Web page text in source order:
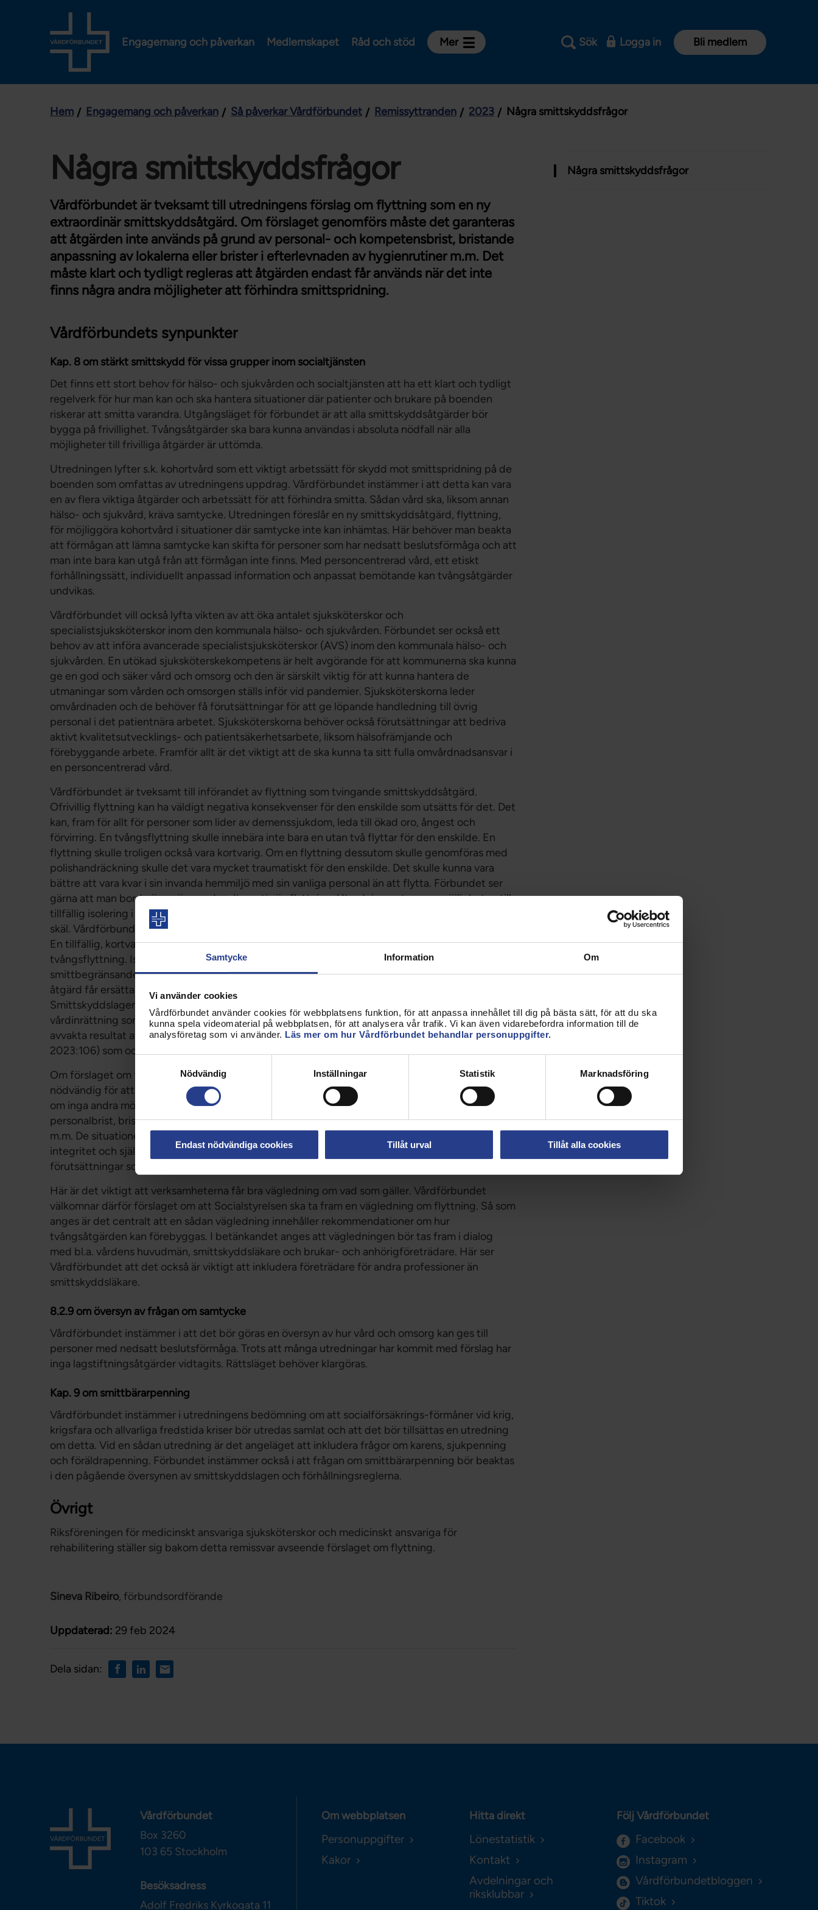
Samtycke Information Om
Vi använder cookies
Vårdförbundet använder cookies för webbplatsens funktion, för att anpassa innehållet till dig på bästa sätt, för att du ska
kunna spela videomaterial på webbplatsen, för att analysera vår trafik. Vi kan även vidarebefordra information till de
analysföretag som vi använder. Läs mer om hur Vårdförbundet behandlar personuppgifter.
Nödvändig
Inställningar Statistik Marknadsföring
Endast nödvändiga cookies Tillåt urval Tillåt alla cookies
Engagemang och påverkan Medlemskapet Råd och stöd Mer
Om Vårdförbundet
Aktiviteter och utbildningar
För dig som är:
Sjuksköterska
Barnmorska
Röntgensjuksköterska
Biomedicinsk analytiker
Förtroendevald
Student
Sök Logga in Bli medlem
Hem Engagemang och påverkan Så påverkar Vårdförbundet Remissyttranden 2023 Några smittskyddsfrågor
Några smittskyddsfrågor
Några smittskyddsfrågor
Vårdförbundet är tveksamt till utredningens förslag om flyttning som en ny
extraordinär smittskyddsåtgärd. Om förslaget genomförs måste det garanteras
att åtgärden inte används på grund av personal- och kompetensbrist, bristande
anpassning av lokalerna eller brister i efterlevnaden av hygienrutiner m.m. Det
måste klart och tydligt regleras att åtgärden endast får används när det inte
finns några andra möjligheter att förhindra smittspridning.
Vårdförbundets synpunkter
Kap. 8 om stärkt smittskydd för vissa grupper inom socialtjänsten
Det finns ett stort behov för hälso- och sjukvården och socialtjänsten att ha ett klart och tydligt
regelverk för hur man kan och ska hantera situationer där patienter och brukare på boenden
riskerar att smitta varandra. Utgångsläget för förbundet är att alla smittskyddsåtgärder bör
bygga på frivillighet. Tvångsåtgärder ska bara kunna användas i absoluta nödfall när alla
möjligheter till frivilliga åtgärder är uttömda.
Utredningen lyfter s.k. kohortvård som ett viktigt arbetssätt för skydd mot smittspridning på de
boenden som omfattas av utredningens uppdrag. Vårdförbundet instämmer i att detta kan vara
en av flera viktiga åtgärder och arbetssätt för att förhindra smitta. Sådan vård ska, liksom annan
hälso- och sjukvård, kräva samtycke. Utredningen föreslår en ny smittskyddsåtgärd, flyttning,
för möjliggöra kohortvård i situationer där samtycke inte kan inhämtas. Här behöver man beakta
att förmågan att lämna samtycke kan skifta för personer som har nedsatt beslutsförmåga och att
man inte bara kan utgå från att förmågan inte finns. Med personcentrerad vård, ett etiskt
förhållningssätt, individuellt anpassad information och anpassat bemötande kan tvångsåtgärder
undvikas.
Vårdförbundet vill också lyfta vikten av att öka antalet sjuksköterskor och
specialistsjuksköterskor inom den kommunala hälso- och sjukvården. Förbundet ser också ett
behov av att införa avancerade specialistsjuksköterskor (AVS) inom den kommunala hälso- och
sjukvården. En utökad sjuksköterskekompetens är helt avgörande för att kommunerna ska kunna
ge en god och säker vård och omsorg och den är särskilt viktig för att kunna hantera de
utmaningar som vården och omsorgen ställs inför vid pandemier. Sjuksköterskorna leder
omvårdnaden och de behöver få förutsättningar för att ge löpande handledning till övrig
personal i det patientnära arbetet. Sjuksköterskorna behöver också förutsättningar att bedriva
aktivt kvalitetsutvecklings- och patientsäkerhetsarbete, liksom hälsofrämjande och
förebyggande arbete. Framför allt är det viktigt att de ska kunna ta sitt fulla omvårdnadsansvar i
en personcentrerad vård.
Vårdförbundet är tveksamt till införandet av flyttning som tvingande smittskyddsåtgärd.
Ofrivillig flyttning kan ha väldigt negativa konsekvenser för den enskilde som utsätts för det. Det
kan, fram för allt för personer som lider av demenssjukdom, leda till ökad oro, ångest och
förvirring. En tvångsflyttning skulle innebära inte bara en utan två flyttar för den enskilde. En
flyttning skulle troligen också vara kortvarig. Om en flyttning dessutom skulle genomföras med
polishandräckning skulle det vara mycket traumatiskt för den enskilde. Det skulle kunna vara
bättre att vara kvar i sin invanda hemmiljö med sin vanliga personal än att flytta. Förbundet ser
gärna att man borde överväga andra alternativ än flyttning. Utredningen tar upp möjligheten till
tillfällig isolering i den egna bostaden, men avfärdar detta av principiella, etiska och praktiska
skäl. Vårdförbundet kan dock se att samma skäl kan göra sig gällande även vid tvångsflyttning.
En tillfällig, kortvarig isolering skulle kunna vara mindre skadlig för den enskilde än en
tvångsflyttning. Isolering får inte heller utgöra annat än en sista utväg om andra
smittbegränsande åtgärder och arbetssätt inte fungerar. Det är givet att inte heller denna
åtgärd får ersätta krav på adekvat bemanning, efterlevnad av hygienrutiner m.m.
Smittskyddslagen borde kunna anpassas även för vård och omsorg som bedrivs utanför en
vårdinrättning som bedrivs av en region. Vårdförbundet anser att det skulle kunna vara bra att
avvakta resultat av den pågående utredningen Stärkt beredskap inför framtida pandemier (Dir.
2023:106) som också utreder fråga om extraordinära smittskyddsåtgärder.
Om förslaget om flyttning genomförs bör det vara helt klar visat att åtgärden i varje enskilt fall är
nödvändig för att skydda andra boende från att smittas. Sådana åtgärden ska endast få vidtas
om inga andra möjligheter står till buds och får inte genomföras för att kompensera för
personalbrist, bristande anpassning av lokalerna eller brister i efterlevnaden av hygienrutiner
m.m. De situationer där tvångsflyttning ska vara möjliga bör av respekt för den enskildes
integritet och självbestämmande vara väl beskrivna. Det bör vara tydligt och klart vilka
förutsättningar som ska uppfyllda för att kunna använd smittskyddsåtgärden.
Här är det viktigt att verksamheterna får bra vägledning om vad som gäller. Vårdförbundet
välkomnar därför förslaget om att Socialstyrelsen ska ta fram en vägledning om flyttning. Så som
anges är det centralt att en sådan vägledning innehåller rekommendationer om hur
tvångsåtgärden kan förebyggas. I betänkandet anges att vägledningen bör tas fram i dialog
med bl.a. vårdens huvudmän, smittskyddsläkare och brukar- och anhörigföreträdare. Här ser
Vårdförbundet att det också är viktigt att inkludera företrädare för andra professioner än
smittskyddsläkare.
8.2.9 om översyn av frågan om samtycke
Vårdförbundet instämmer i att det bör göras en översyn av hur vård och omsorg kan ges till
personer med nedsatt beslutsförmåga. Trots att många utredningar har kommit med förslag har
inga lagstiftningsåtgärder vidtagits. Rättsläget behöver klargöras.
Kap. 9 om smittbärarpenning
Vårdförbundet instämmer i utredningens bedömning om att socialförsäkrings-förmåner vid krig,
krigsfara och allvarliga fredstida kriser bör utredas samlat och att det bör tillsättas en utredning
om detta. Vid en sådan utredning är det angeläget att inkludera frågor om karens, sjukpenning
och föräldrapenning. Förbundet instämmer också i att frågan om smittbärarpenning bör beaktas
i den pågående översynen av smittskyddslagen och förhållningsreglerna.
Övrigt
Riksföreningen för medicinskt ansvariga sjuksköterskor och medicinskt ansvariga för
rehabilitering ställer sig bakom detta remissvar avseende förslaget om flyttning.
Sineva Ribeiro, förbundsordförande
Uppdaterad: 29 feb 2024
Dela sidan:
Vårdförbundet
Box 3260
103 65 Stockholm
Besöksadress
Adolf Fredriks Kyrkogata 11
Om webbplatsen
Personuppgifter
Kakor
Hitta direkt
Lönestatistik
Kontakt
Avdelningar och
riksklubbar
Följ Vårdförbundet
Facebook
Instagram
Vårdförbundetbloggen
Tiktok